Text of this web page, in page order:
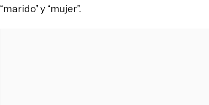
“marido” y “mujer”.